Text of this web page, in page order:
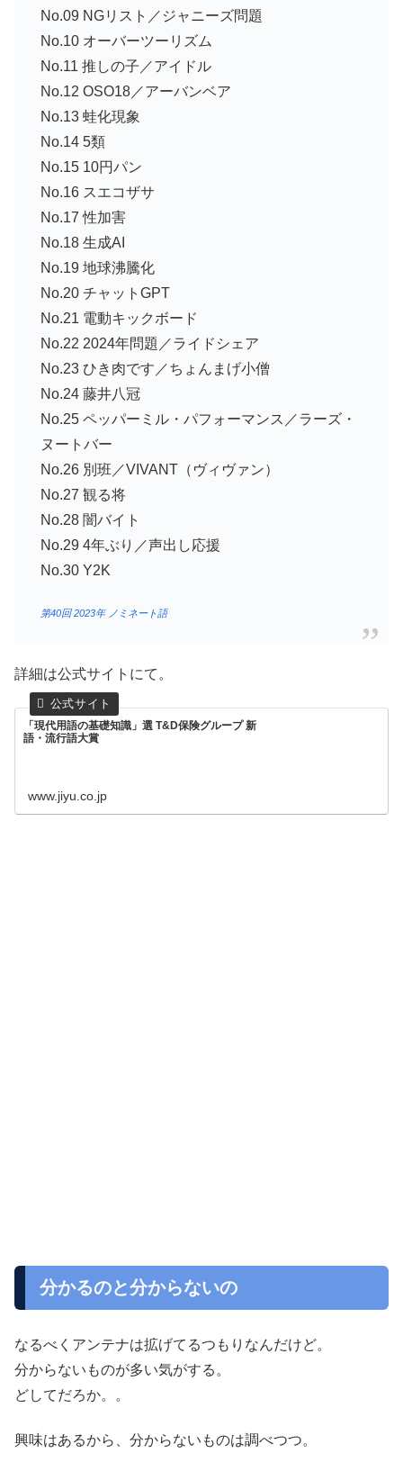
No.09 NGリスト／ジャニーズ問題
No.10 オーバーツーリズム
No.11 推しの子／アイドル
No.12 OSO18／アーバンベア
No.13 蛙化現象
No.14 5類
No.15 10円パン
No.16 スエコザサ
No.17 性加害
No.18 生成AI
No.19 地球沸騰化
No.20 チャットGPT
No.21 電動キックボード
No.22 2024年問題／ライドシェア
No.23 ひき肉です／ちょんまげ小僧
No.24 藤井八冠
No.25 ペッパーミル・パフォーマンス／ラーズ・
ヌートバー
No.26 別班／VIVANT（ヴィヴァン）
No.27 観る将
No.28 闇バイト
No.29 4年ぶり／声出し応援
No.30 Y2K
第40回 2023年 ノミネート語
詳細は公式サイトにて。
「現代用語の基礎知識」選 T&D保険グループ 新
語・流行語大賞
www.jiyu.co.jp
分かるのと分からないの
なるべくアンテナは拡げてるつもりなんだけど。
分からないものが多い気がする。
どしてだろか。。
興味はあるから、分からないものは調べつつ。